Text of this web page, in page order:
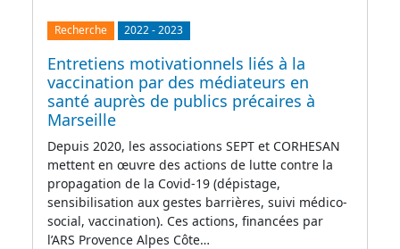
Recherche 2022-2023
Entretiens motivationnels liés à la
vaccination par des médiateurs en
santé auprès de publics précaires à
Marseille
Depuis 2020, les associations SEPT et CORHESAN
mettent en œuvre des actions de lutte contre la
propagation de la Covid-19 (dépistage,
sensibilisation aux gestes barrières, suivi médico-
social, vaccination). Ces actions, financées par
l’ARS Provence Alpes Côte…